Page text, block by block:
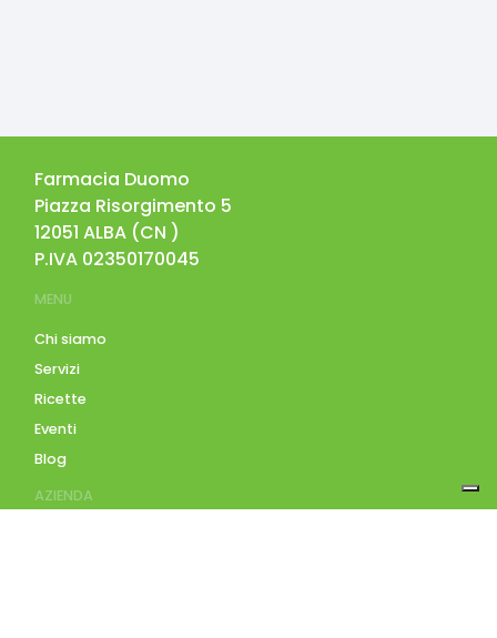
Farmacia Duomo
Piazza Risorgimento 5
12051 ALBA (CN )
P.IVA 02350170045
MENU
Chi siamo
Servizi
Ricette
Eventi
Blog
AZIENDA